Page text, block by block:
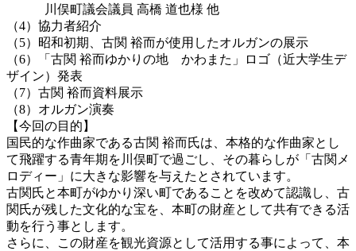
川俣町議会議員 高橋 道也様 他
（4）協力者紹介
（5）昭和初期、古関 裕而が使用したオルガンの展示
（6）「古関 裕而ゆかりの地 かわまた」ロゴ（近大学生デ
ザイン）発表
（7）古関 裕而資料展示
（8）オルガン演奏
【今回の目的】
国民的な作曲家である古関 裕而氏は、本格的な作曲家とし
て飛躍する青年期を川俣町で過ごし、その暮らしが「古関メ
ロディー」に大きな影響を与えたとされています。
古関氏と本町がゆかり深い町であることを改めて認識し、古
関氏が残した文化的な宝を、本町の財産として共有できる活
動を行う事とします。
さらに、この財産を観光資源として活用する事によって、本